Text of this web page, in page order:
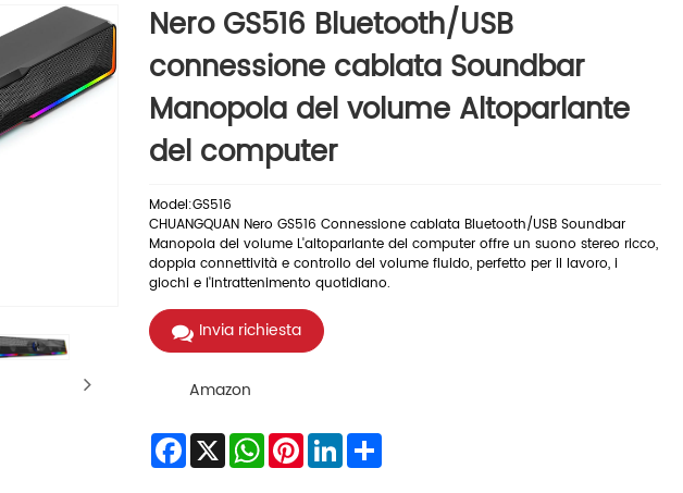
Nero GS516 Bluetooth/USB
connessione cablata Soundbar
Manopola del volume Altoparlante
del computer
Model:GS516
CHUANGQUAN Nero GS516 Connessione cablata Bluetooth/USB Soundbar
Manopola del volume L'altoparlante del computer offre un suono stereo ricco,
doppia connettività e controllo del volume fluido, perfetto per il lavoro, i
giochi e l'intrattenimento quotidiano.
Invia richiesta
Amazon
Facebook
X WhatsApp
PinterestLinkedInShare